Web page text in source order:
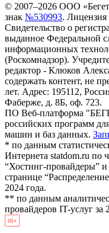
© 2007–2026 ООО
знак №530993. Лицензия
Свидетельство о
выданное Федеральной
информационных
(Роскомнадзор).
редактор - Клюков
содержать контент, не
лет. Адрес: 195112,
Фаберже, д. 8Б, оф. 723.
ПО Веб-платформа
российских программ
машин и баз данных.
* по данным
Интернета statdom.ru по
“Хостинг-провайдеры”
странице
2024 года.
** по данным
провайдеров IT-услуг за